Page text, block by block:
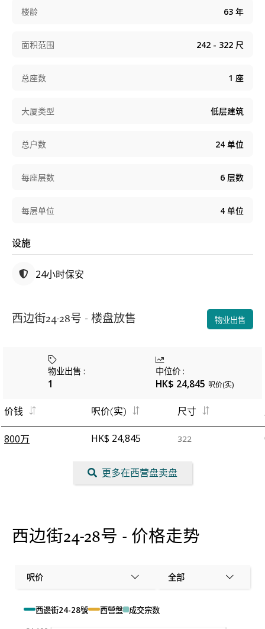
楼龄 63 年
面积范围 242 - 322 尺
总座数 1 座
大厦类型 低层建筑
总户数 24 单位
每座层数 6 层数
每层单位 4 单位
设施
24小时保安
西边街24-28号 - 楼盘放售 物业出售
物业出售 :
1
中位价:
HK$ 24,845 呎价(实)
价钱 呎价(实) 尺寸
800万 HK$ 24,845 322
更多在西营盘卖盘
西边街24-28号 - 价格走势
呎价 全部
西邊街24-28號 西營盤 成交宗数